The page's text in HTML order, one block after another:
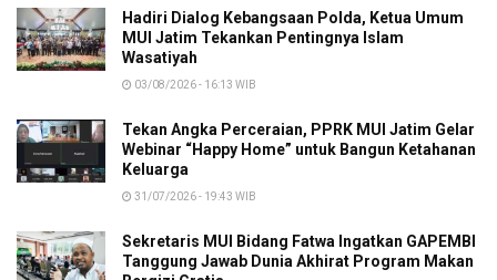
Hadiri Dialog Kebangsaan Polda, Ketua Umum
MUI Jatim Tekankan Pentingnya Islam
Wasatiyah
03/08/2026 - 16:13 WIB
Tekan Angka Perceraian, PPRK MUI Jatim Gelar
Webinar “Happy Home” untuk Bangun Ketahanan
Keluarga
31/07/2026 - 19:43 WIB
Sekretaris MUI Bidang Fatwa Ingatkan GAPEMBI
Tanggung Jawab Dunia Akhirat Program Makan